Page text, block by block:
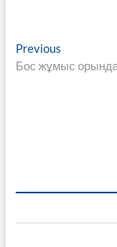
Навигация
по
PreviousPrevious
post:
Бос жұмыс